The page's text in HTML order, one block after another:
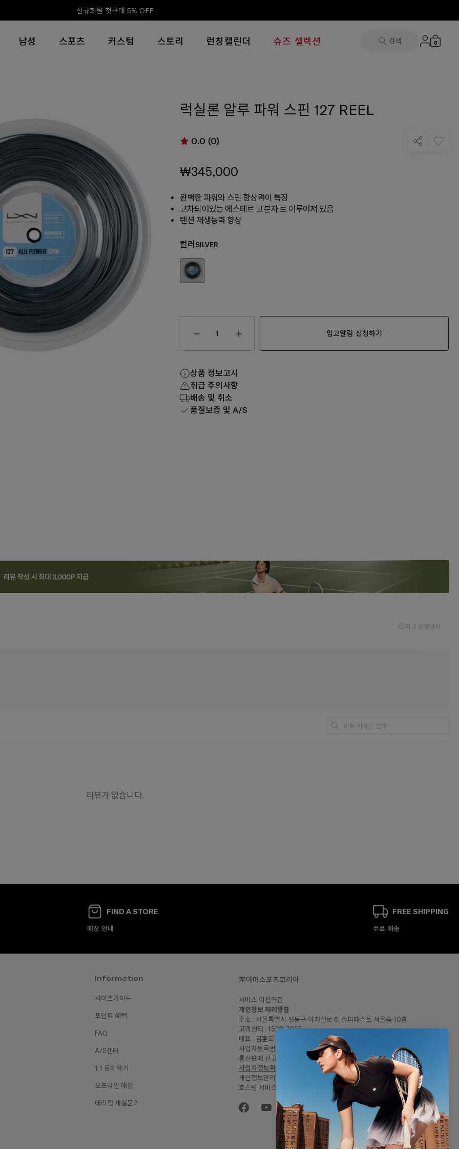
신규회원 첫구매 5% OFF
남성 스포츠 커스텀 스토리 런칭캘린더 슈즈 셀렉션 검색 0
럭실론 알루 파워 스핀 127 REEL
0.0 (0)
₩345,000
완벽한 파워와 스핀 향상력이 특징
교차되어있는 에스테르 고분자 로 이루어져 있음
텐션 재생능력 향상
컬러 SILVER
입고알림 신청하기
상품 정보고시
취급 주의사항
배송 및 취소
품질보증 및 A/S
₩150,000
FIND A STORE
매장 안내
FREE SHIPPING
무료 배송
Information
사이즈가이드
포인트 혜택
FAQ
A/S센터
1:1 문의하기
오프라인 매장
대리점 개설문의
㈜아머스포츠코리아
서비스 이용약관
개인정보 처리방침
주소 : 서울특별시 성동구 아차산로 6, 슈퍼패스트 서울숲 10층
고객센터 : 1522-7255
대표 : 김훈도
사업자등록번호: 120-81-57446
통신판매 신고번호 : 2023-서울성동-2064
사업자정보확인
개인정보관리책임자 : 임민지
호스팅 서비스 : Shopify